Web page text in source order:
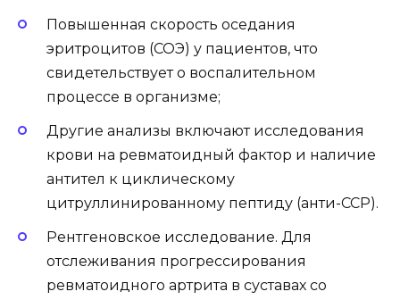
Повышенная скорость оседания
эритроцитов (СОЭ) у пациентов, что
свидетельствует о воспалительном
процессе в организме;
Другие анализы включают исследования
крови на ревматоидный фактор и наличие
антител к циклическому
цитруллинированному пептиду (анти-CCP).
Рентгеновское исследование. Для
отслеживания прогрессирования
ревматоидного артрита в суставах со